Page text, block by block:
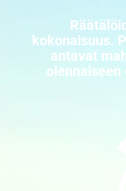
kokonaisuus.
antavat
olennaiseen